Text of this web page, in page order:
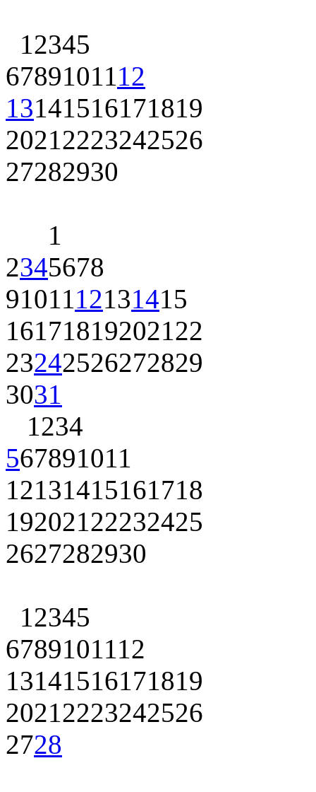
12345
6789101112
13141516171819
20212223242526
27282930
1
2345678
9101112131415
16171819202122
23242526272829
3031
1234
567891011
12131415161718
19202122232425
2627282930
12345
6789101112
13141516171819
20212223242526
2728